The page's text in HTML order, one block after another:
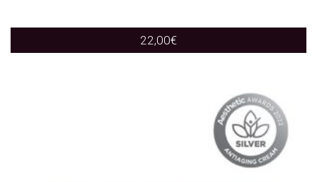
22,00€